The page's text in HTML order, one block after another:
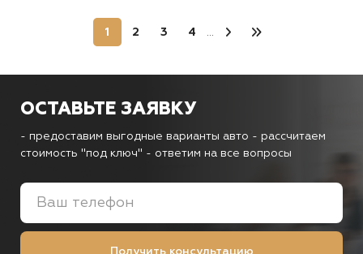
1 2 3 4 ...
ОСТАВЬТЕ ЗАЯВКУ
- предоставим выгодные варианты авто - рассчитаем
стоимость "под ключ" - ответим на все вопросы